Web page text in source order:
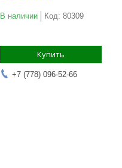
В наличии Код: 80309
Купить
+7 (778) 096-52-66